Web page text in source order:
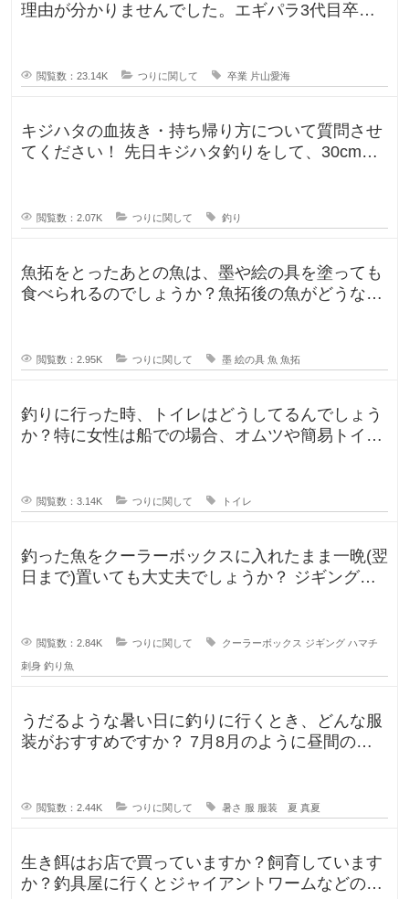
理由が分かりませんでした。エギパラ3代目卒業
閲覧数：23.14K つりに関して 卒業 片山愛海
キジハタの血抜き・持ち帰り方について質問させ
てください！ 先日キジハタ釣りをして、30cm台
閲覧数：2.07K つりに関して 釣り
魚拓をとったあとの魚は、墨や絵の具を塗っても
食べられるのでしょうか？魚拓後の魚がどうなる
閲覧数：2.95K つりに関して 墨 絵の具 魚 魚拓
釣りに行った時、トイレはどうしてるんでしょう
か？特に女性は船での場合、オムツや簡易トイレ
閲覧数：3.14K つりに関して トイレ
釣った魚をクーラーボックスに入れたまま一晩(翌
日まで)置いても大丈夫でしょうか？ ジギングに
閲覧数：2.84K つりに関して クーラーボックス ジギング ハマチ
刺身 釣り魚
うだるような暑い日に釣りに行くとき、どんな服
装がおすすめですか？ 7月8月のように昼間の気
閲覧数：2.44K つりに関して 暑さ 服 服装 夏 真夏
生き餌はお店で買っていますか？飼育しています
か？釣具屋に行くとジャイアントワームなどの生